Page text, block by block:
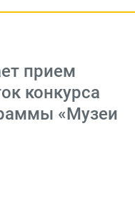
прием
конкурса
«Музеи